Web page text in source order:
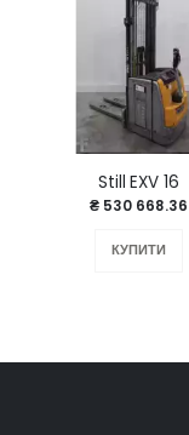
Still EXV 16
₴ 530 668.36
КУПИТИ